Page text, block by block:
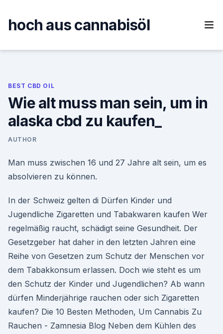
content
hoch aus cannabisöl
BEST CBD OIL
Wie alt muss man sein, um in
alaska cbd zu kaufen_
AUTHOR
Man muss zwischen 16 und 27 Jahre alt sein, um es
absolvieren zu können.
In der Schweiz gelten di Dürfen Kinder und
Jugendliche Zigaretten und Tabakwaren kaufen Wer
regelmäßig raucht, schädigt seine Gesundheit. Der
Gesetzgeber hat daher in den letzten Jahren eine
Reihe von Gesetzen zum Schutz der Menschen vor
dem Tabakkonsum erlassen. Doch wie steht es um
den Schutz der Kinder und Jugendlichen? Ab wann
dürfen Minderjährige rauchen oder sich Zigaretten
kaufen? Die 10 Besten Methoden, Um Cannabis Zu
Rauchen - Zamnesia Blog Neben dem Kühlen des